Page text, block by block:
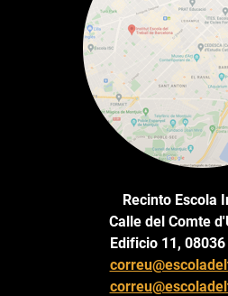
Recinto Escola
Calle del Comte
Edificio 11,